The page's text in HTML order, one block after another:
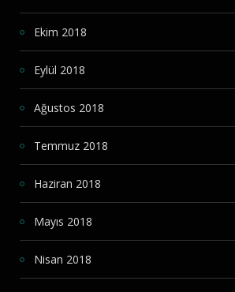
Ekim 2018
Eylül 2018
Ağustos 2018
Temmuz 2018
Haziran 2018
Mayıs 2018
Nisan 2018